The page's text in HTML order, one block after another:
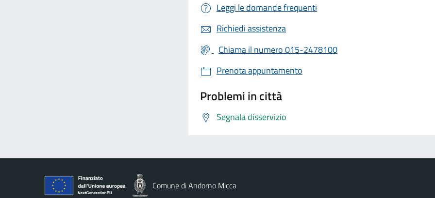
Leggi le domande frequenti
Richiedi assistenza
Chiama il numero 015-2478100
Prenota appuntamento
Problemi in città
Segnala disservizio
Comune di Andorno Micca